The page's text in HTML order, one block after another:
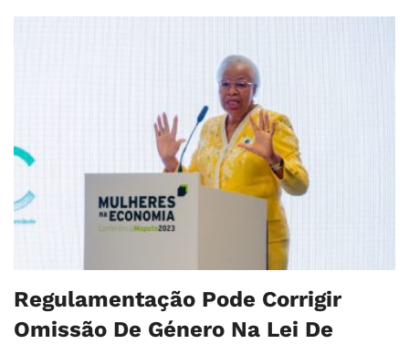
Regulamentação Pode Corrigir
Omissão De Género Na Lei De